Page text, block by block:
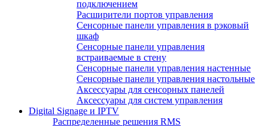
подключением
Расширители портов управления
Сенсорные панели управления в рэковый
шкаф
Сенсорные панели управления
встраиваемые в стену
Сенсорные панели управления настенные
Сенсорные панели управления настольные
Аксессуары для сенсорных панелей
Аксессуары для систем управления
Digital Signage и IPTV
Распределенные решения RMS